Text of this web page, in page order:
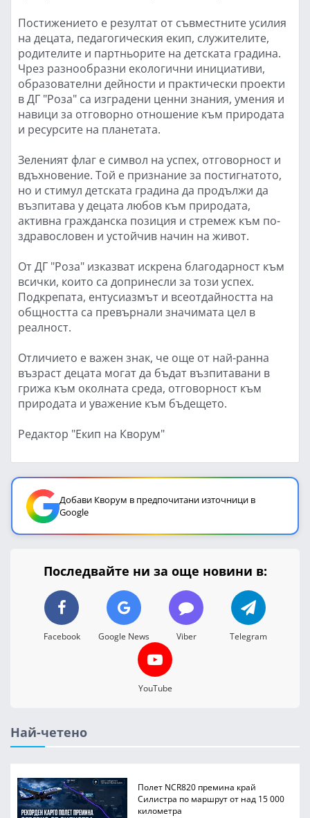
Постижението е резултат от съвместните усилия
на децата, педагогическия екип, служителите,
родителите и партньорите на детската градина.
Чрез разнообразни екологични инициативи,
образователни дейности и практически проекти
в ДГ "Роза" са изградени ценни знания, умения и
навици за отговорно отношение към природата
и ресурсите на планетата.
Зеленият флаг е символ на успех, отговорност и
вдъхновение. Той е признание за постигнатото,
но и стимул детската градина да продължи да
възпитава у децата любов към природата,
активна гражданска позиция и стремеж към по-
здравословен и устойчив начин на живот.
От ДГ "Роза" изказват искрена благодарност към
всички, които са допринесли за този успех.
Подкрепата, ентусиазмът и всеотдайността на
общността са превърнали значимата цел в
реалност.
Отличието е важен знак, че още от най-ранна
възраст децата могат да бъдат възпитавани в
грижа към околната среда, отговорност към
природата и уважение към бъдещето.
Редактор "Екип на Кворум"
Добави Кворум в предпочитани източници в
Google
Последвайте ни за още новини в:
Facebook Google News Viber Telegram
YouTube
Най-четено
Полет NCR820 премина край
Силистра по маршрут от над 15 000
километра